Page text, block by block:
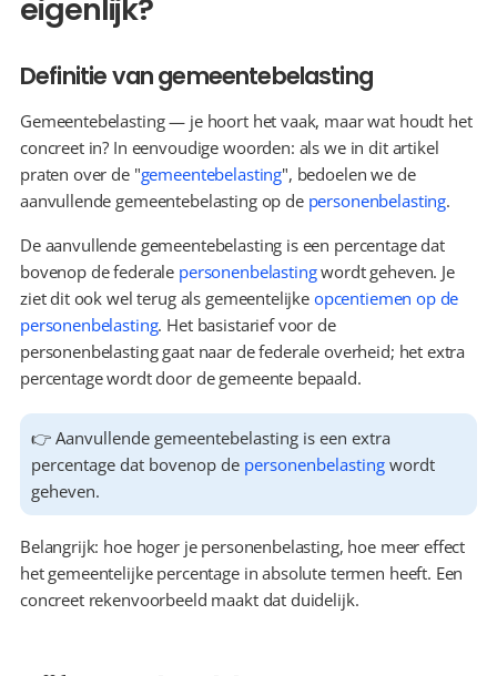
eigenlijk?
Definitie van gemeentebelasting
Gemeentebelasting — je hoort het vaak, maar wat houdt het
concreet in? In eenvoudige woorden: als we in dit artikel
praten over de "gemeentebelasting", bedoelen we de
aanvullende gemeentebelasting op de personenbelasting.
De aanvullende gemeentebelasting is een percentage dat
bovenop de federale personenbelasting wordt geheven. Je
ziet dit ook wel terug als gemeentelijke opcentiemen op de
personenbelasting. Het basistarief voor de
personenbelasting gaat naar de federale overheid; het extra
percentage wordt door de gemeente bepaald.
👉 Aanvullende gemeentebelasting is een extra
percentage dat bovenop de personenbelasting wordt
geheven.
Belangrijk: hoe hoger je personenbelasting, hoe meer effect
het gemeentelijke percentage in absolute termen heeft. Een
concreet rekenvoorbeeld maakt dat duidelijk.